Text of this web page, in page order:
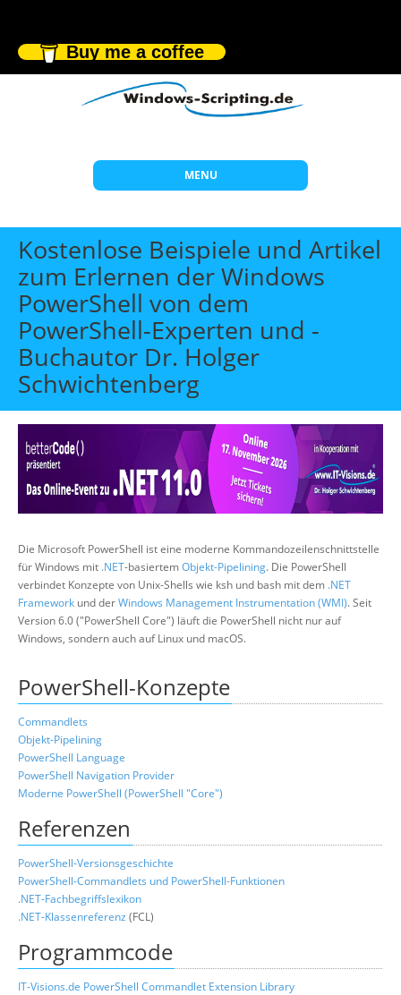
Buy me a coffee
MENU
Start
Themen
Beratung
Individuelle Schulungen
Offene Seminare
Wissen
Über uns
Suche
Kostenlose Beispiele und Artikel
zum Erlernen der Windows
PowerShell von dem
PowerShell-Experten und -
Buchautor Dr. Holger
Schwichtenberg
Die Microsoft PowerShell ist eine moderne Kommandozeilenschnittstelle
für Windows mit .NET-basiertemObjekt-Pipelining. Die PowerShell
verbindet Konzepte von Unix-Shells wie ksh und bash mit dem .NET
Framework und derWindows Management Instrumentation (WMI). Seit
Version 6.0 ("PowerShell Core") läuft die PowerShell nicht nur auf
Windows, sondern auch auf Linux und macOS.
PowerShell-Konzepte
Commandlets
Objekt-Pipelining
PowerShell Language
PowerShell Navigation Provider
Moderne PowerShell (PowerShell "Core")
Referenzen
PowerShell-Versionsgeschichte
PowerShell-Commandlets und PowerShell-Funktionen
.NET-Fachbegriffslexikon
.NET-Klassenreferenz (FCL)
Programmcode
IT-Visions.de PowerShell Commandlet Extension Library